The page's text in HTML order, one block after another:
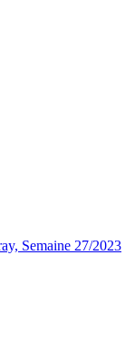
Semaine 27/2023